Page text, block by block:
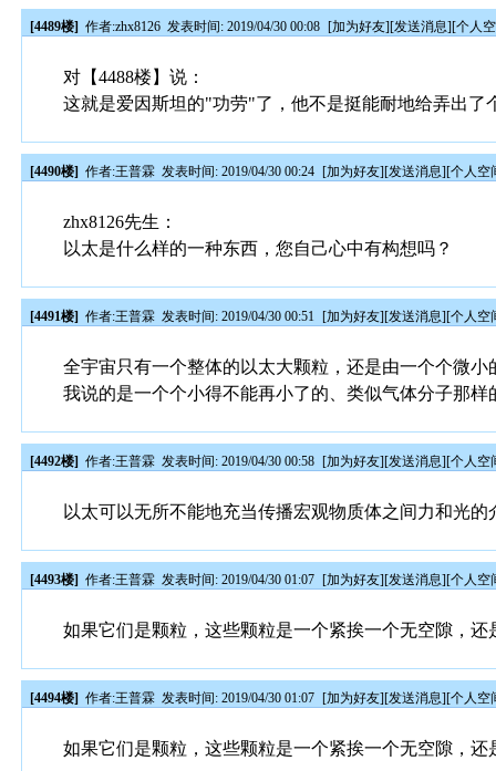
[4489楼] 作者:zhx8126 发表时间: 2019/04/30 00:08 [加为好友][发送消息][个人
对【4488楼】说：
这就是爱因斯坦的"功劳"了，他不是挺能耐地给弄出了
[4490楼] 作者:王普霖 发表时间: 2019/04/30 00:24 [加为好友][发送消息][个人空
zhx8126先生：
以太是什么样的一种东西，您自己心中有构想吗？
[4491楼] 作者:王普霖 发表时间: 2019/04/30 00:51 [加为好友][发送消息][个人空
全宇宙只有一个整体的以太大颗粒，还是由一个个微
我说的是一个个小得不能再小了的、类似气体分子那
[4492楼] 作者:王普霖 发表时间: 2019/04/30 00:58 [加为好友][发送消息][个人空
以太可以无所不能地充当传播宏观物质体之间力和光
[4493楼] 作者:王普霖 发表时间: 2019/04/30 01:07 [加为好友][发送消息][个人空
如果它们是颗粒，这些颗粒是一个紧挨一个无空隙，
[4494楼] 作者:王普霖 发表时间: 2019/04/30 01:07 [加为好友][发送消息][个人空
如果它们是颗粒，这些颗粒是一个紧挨一个无空隙，